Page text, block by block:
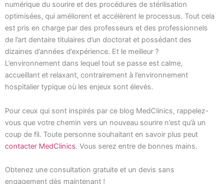
numérique du sourire et des procédures de stérilisation
optimisées, qui améliorent et accélèrent le processus. Tout cela
est pris en charge par des professeurs et des professionnels
de l’art dentaire titulaires d’un doctorat et possédant des
dizaines d’années d’expérience. Et le meilleur ?
L’environnement dans lequel tout se passe est calme,
accueillant et relaxant, contrairement à l’environnement
hospitalier typique où les enjeux sont élevés.
Pour ceux qui sont inspirés par ce blog MedClinics, rappelez-
vous que votre chemin vers un nouveau sourire n’est qu’à un
coup de fil. Toute personne souhaitant en savoir plus peut
contacter MedClinics. Vous serez entre de bonnes mains.
Obtenez une consultation gratuite et un devis sans
engagement dès maintenant !